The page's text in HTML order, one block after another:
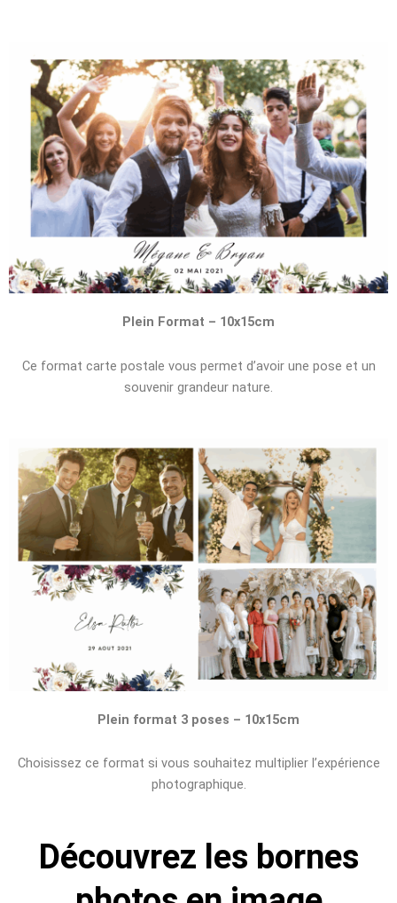
Plein Format – 10x15cm
Ce format carte postale vous permet d’avoir une pose et un
souvenir grandeur nature.
Plein format 3 poses – 10x15cm
Choisissez ce format si vous souhaitez multiplier l’expérience
photographique.
Découvrez les bornes